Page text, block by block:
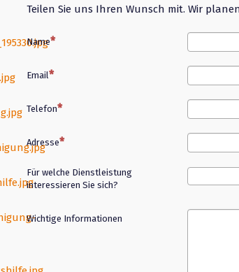
Teilen Sie uns Ihren Wunsch mit. Wir
Name
Email
Telefon
Adresse
Für welche Dienstleistung
interessieren Sie sich?
Wichtige Informationen